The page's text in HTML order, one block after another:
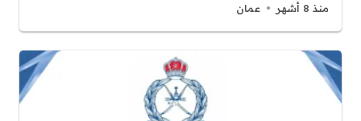
منذ 8 أشهر عمان